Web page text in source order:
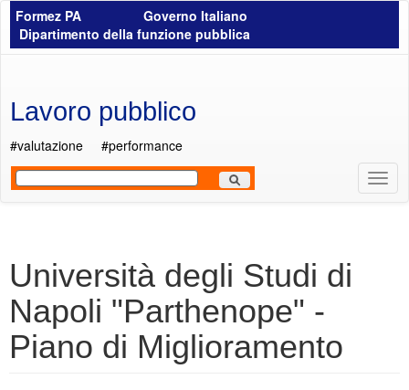
Salta al contenuto principale
Formez PA
Governo Italiano
Dipartimento della funzione pubblica
Lavoro pubblico
#valutazione
#performance
Menù
Università degli Studi di
Napoli "Parthenope" -
Piano di Miglioramento